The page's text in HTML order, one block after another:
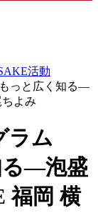
活動
っと広く知る—
よみ
ラム
る—泡盛
福岡 横